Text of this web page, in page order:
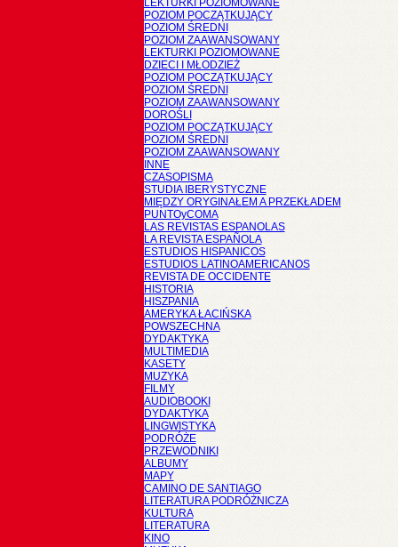
LEKTURKI POZIOMOWANE
POZIOM POCZĄTKUJĄCY
POZIOM ŚREDNI
POZIOM ZAAWANSOWANY
LEKTURKI POZIOMOWANE
DZIECI I MŁODZIEŻ
POZIOM POCZĄTKUJĄCY
POZIOM ŚREDNI
POZIOM ZAAWANSOWANY
DOROŚLI
POZIOM POCZĄTKUJĄCY
POZIOM ŚREDNI
POZIOM ZAAWANSOWANY
INNE
CZASOPISMA
STUDIA IBERYSTYCZNE
MIĘDZY ORYGINAŁEM A PRZEKŁADEM
PUNTOyCOMA
LAS REVISTAS ESPANOLAS
LA REVISTA ESPAÑOLA
ESTUDIOS HISPANICOS
ESTUDIOS LATINOAMERICANOS
REVISTA DE OCCIDENTE
HISTORIA
HISZPANIA
AMERYKA ŁACIŃSKA
POWSZECHNA
DYDAKTYKA
MULTIMEDIA
KASETY
MUZYKA
FILMY
AUDIOBOOKI
DYDAKTYKA
LINGWISTYKA
PODRÓŻE
PRZEWODNIKI
ALBUMY
MAPY
CAMINO DE SANTIAGO
LITERATURA PODRÓŻNICZA
KULTURA
LITERATURA
KINO